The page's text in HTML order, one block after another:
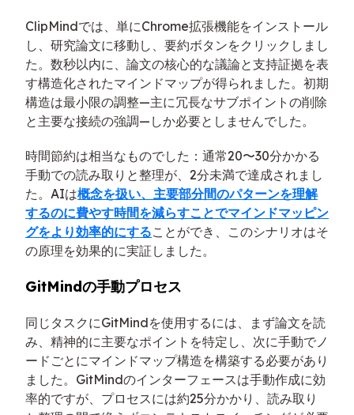
ClipMindでは、単にChrome拡張機能をインストール
し、研究論文に移動し、要約ボタンをクリックしまし
た。数秒以内に、論文の核心的な議論と支持証拠を表
す構造化されたマインドマップが得られました。初期
構造は最小限の調整—主に冗長なサブポイントの削除
と主要な接続の強調—しか必要としませんでした。
時間節約は相当なものでした：通常20〜30分かかる
手動での読み取りと整理が、2分未満で達成されまし
た。AIは概念を扱い、主要部分間のパターンを理解
するのに費やす時間を減らすことでマインドマッピン
グをより効率的にすることができ、このシナリオはそ
の原理を効果的に実証しました。
GitMindの手動プロセス
同じタスクにGitMindを使用するには、まず論文を読
み、精神的に主要なポイントを特定し、次に手動でノ
ードごとにマインドマップ構造を構築する必要があり
ました。GitMindのインターフェースは手動作成に効
率的ですが、プロセスには約25分かかり、読み取り